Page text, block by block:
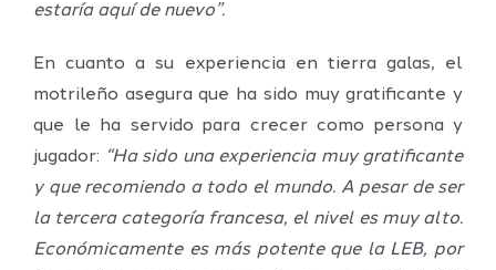
estaría aquí de nuevo”.
En cuanto a su experiencia en tierra galas, el
motrileño asegura que ha sido muy gratificante y
que le ha servido para crecer como persona y
jugador: “Ha sido una experiencia muy gratificante
y que recomiendo a todo el mundo. A pesar de ser
la tercera categoría francesa, el nivel es muy alto.
Económicamente es más potente que la LEB, por